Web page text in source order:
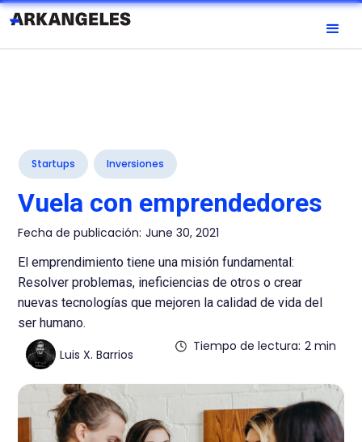
Startups Inversiones
Vuela con emprendedores
Fecha de publicación: June 30, 2021
El emprendimiento tiene una misión fundamental:
Resolver problemas, ineficiencias de otros o crear
nuevas tecnologías que mejoren la calidad de vida del
ser humano.
Luis X. Barrios
Tiempo de lectura: 2 min